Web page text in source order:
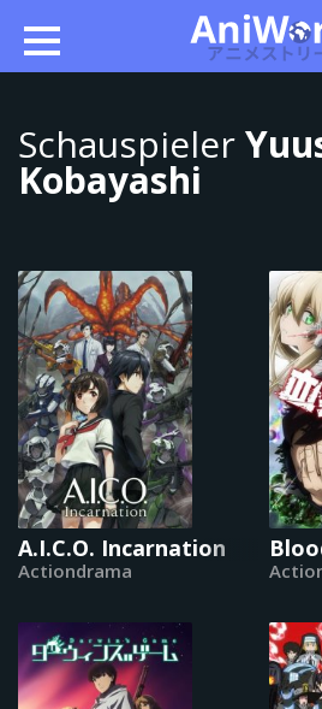
Schauspieler
Kobayashi
A.I.C.O. Incarnation
Actiondrama